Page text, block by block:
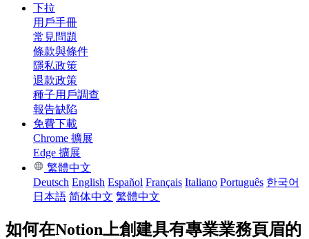
下拉
用戶手冊
常見問題
條款與條件
隱私政策
退款政策
種子用戶調查
報告缺陷
免費下載
Chrome 擴展
Edge 擴展
繁體中文
Deutsch English Español Français Italiano Português 한국어
日本語 简体中文 繁體中文
如何在Notion上創建具有專業業務頁眉的